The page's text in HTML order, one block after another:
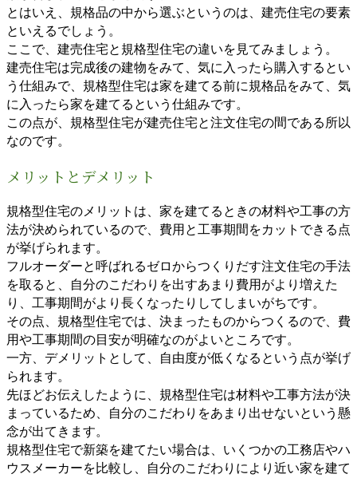
とはいえ、規格品の中から選ぶというのは、建売住宅の要素
といえるでしょう。
ここで、建売住宅と規格型住宅の違いを見てみましょう。
建売住宅は完成後の建物をみて、気に入ったら購入するとい
う仕組みで、規格型住宅は家を建てる前に規格品をみて、気
に入ったら家を建てるという仕組みです。
この点が、規格型住宅が建売住宅と注文住宅の間である所以
なのです。
メリットとデメリット
規格型住宅のメリットは、家を建てるときの材料や工事の方
法が決められているので、費用と工事期間をカットできる点
が挙げられます。
フルオーダーと呼ばれるゼロからつくりだす注文住宅の手法
を取ると、自分のこだわりを出すあまり費用がより増えた
り、工事期間がより長くなったりしてしまいがちです。
その点、規格型住宅では、決まったものからつくるので、費
用や工事期間の目安が明確なのがよいところです。
一方、デメリットとして、自由度が低くなるという点が挙げ
られます。
先ほどお伝えしたように、規格型住宅は材料や工事方法が決
まっているため、自分のこだわりをあまり出せないという懸
念が出てきます。
規格型住宅で新築を建てたい場合は、いくつかの工務店やハ
ウスメーカーを比較し、自分のこだわりにより近い家を建て